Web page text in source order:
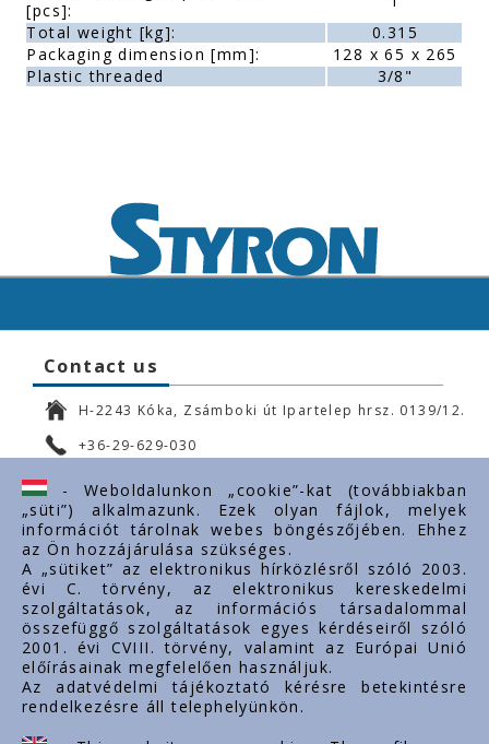
[pcs]:
Total weight [kg]:
0.315
Packaging dimension [mm]:
128 x 65 x 265
Plastic threaded
3/8"
Contact us
H-2243 Kóka, Zsámboki út Ipartelep hrsz. 0139/12.
+36-29-629-030
ertekesites@styron.hu
export@styron.hu
www.styron.hu
Important links
About us
Documents
Contacts
- Weboldalunkon „cookie”-kat (továbbiakban
„süti”) alkalmazunk. Ezek olyan fájlok, melyek
információt tárolnak webes böngészőjében. Ehhez
az Ön hozzájárulása szükséges.
A „sütiket” az elektronikus hírközlésről szóló 2003.
évi C. törvény, az elektronikus kereskedelmi
szolgáltatások, az információs társadalommal
összefüggő szolgáltatások egyes kérdéseiről szóló
2001. évi CVIII. törvény, valamint az Európai Unió
előírásainak megfelelően használjuk.
Az adatvédelmi tájékoztató kérésre betekintésre
rendelkezésre áll telephelyünkön.